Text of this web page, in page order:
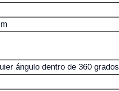
ángulo dentro de 360 ​​grados